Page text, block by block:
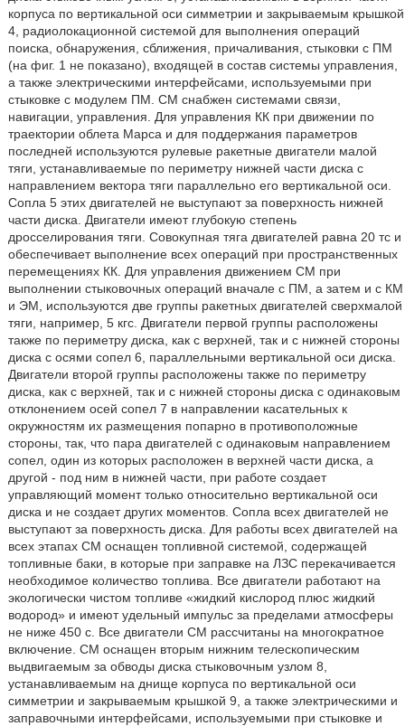
корпуса по вертикальной оси симметрии и закрываемым крышкой
4, радиолокационной системой для выполнения операций
поиска, обнаружения, сближения, причаливания, стыковки с ПМ
(на фиг. 1 не показано), входящей в состав системы управления,
а также электрическими интерфейсами, используемыми при
стыковке с модулем ПМ. СМ снабжен системами связи,
навигации, управления. Для управления КК при движении по
траектории облета Марса и для поддержания параметров
последней используются рулевые ракетные двигатели малой
тяги, устанавливаемые по периметру нижней части диска с
направлением вектора тяги параллельно его вертикальной оси.
Сопла 5 этих двигателей не выступают за поверхность нижней
части диска. Двигатели имеют глубокую степень
дросселирования тяги. Совокупная тяга двигателей равна 20 тс и
обеспечивает выполнение всех операций при пространственных
перемещениях КК. Для управления движением СМ при
выполнении стыковочных операций вначале с ПМ, а затем и с КМ
и ЭМ, используются две группы ракетных двигателей сверхмалой
тяги, например, 5 кгс. Двигатели первой группы расположены
также по периметру диска, как с верхней, так и с нижней стороны
диска с осями сопел 6, параллельными вертикальной оси диска.
Двигатели второй группы расположены также по периметру
диска, как с верхней, так и с нижней стороны диска с одинаковым
отклонением осей сопел 7 в направлении касательных к
окружностям их размещения попарно в противоположные
стороны, так, что пара двигателей с одинаковым направлением
сопел, один из которых расположен в верхней части диска, а
другой - под ним в нижней части, при работе создает
управляющий момент только относительно вертикальной оси
диска и не создает других моментов. Сопла всех двигателей не
выступают за поверхность диска. Для работы всех двигателей на
всех этапах СМ оснащен топливной системой, содержащей
топливные баки, в которые при заправке на ЛЗС перекачивается
необходимое количество топлива. Все двигатели работают на
экологически чистом топливе «жидкий кислород плюс жидкий
водород» и имеют удельный импульс за пределами атмосферы
не ниже 450 с. Все двигатели СМ рассчитаны на многократное
включение. СМ оснащен вторым нижним телескопическим
выдвигаемым за обводы диска стыковочным узлом 8,
устанавливаемым на днище корпуса по вертикальной оси
симметрии и закрываемым крышкой 9, а также электрическими и
заправочными интерфейсами, используемыми при стыковке и